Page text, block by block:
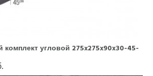
угловой 275x275x90x30-45-